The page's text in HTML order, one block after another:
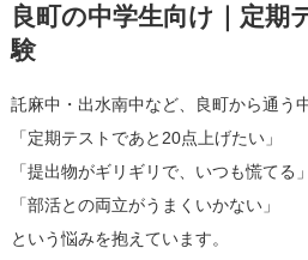
良町の中学生向け｜定期
験
託麻中・出水南中など、良町から通う
「定期テストであと20点上げたい」
「提出物がギリギリで、いつも慌てる」
「部活との両立がうまくいかない」
という悩みを抱えています。